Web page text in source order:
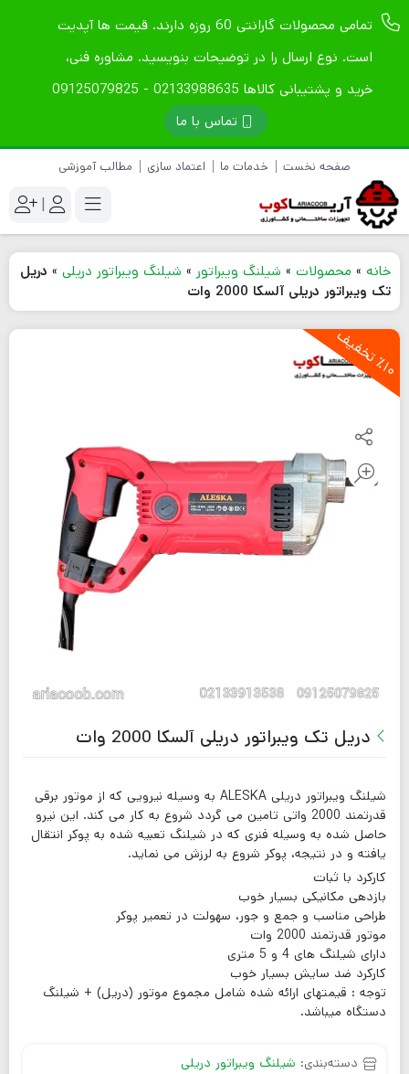
تمامی محصولات گارانتی 60 روزه دارند. قیمت ها آپدیت
است. نوع ارسال را در توضیحات بنویسید. مشاوره فنی،
خرید و پشتیبانی کالاها 02133988635 - 09125079825
تماس با ما
صفحه نخست خدمات ما اعتماد سازی مطالب آموزشی
|
خانه » محصولات » شیلنگ ویبراتور » شیلنگ ویبراتور دریلی » دریل
تک ویبراتور دریلی آلسکا 2000 وات
٪1
0
ت
خ
ف
یف
دریل تک ویبراتور دریلی آلسکا 2000 وات
شیلنگ ویبراتور دریلی ALESKA به وسیله نیرویی که از موتور برقی
قدرتمند 2000 واتی تامین می گردد شروع به کار می کند. این نیرو
حاصل شده به وسیله فنری که در شیلنگ تعبیه شده به پوکر انتقال
یافته و در نتیجه، پوکر شروع به لرزش می نماید.
کارکرد با ثبات
بازدهی مکانیکی بسیار خوب
طراحی مناسب و جمع و جور، سهولت در تعمیر پوکر
موتور قدرتمند 2000 وات
دارای شیلنگ های 4 و 5 متری
کارکرد ضد سایش بسیار خوب
توجه : قیمتهای ارائه شده شامل مجموع موتور (دریل) + شیلنگ
دستگاه میباشد.
دسته‌بندی: شیلنگ ویبراتور دریلی